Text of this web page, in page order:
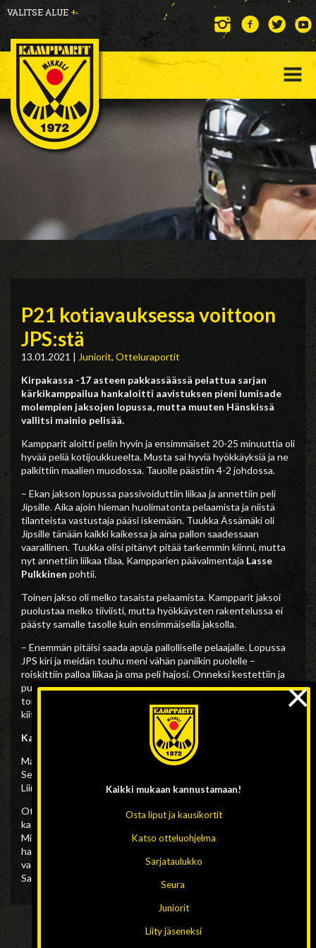
VALITSE ALUE +
P21 kotiavauksessa voittoon
JPS:stä
13.01.2021 | Juniorit, Otteluraportit
Kirpakassa -17 asteen pakkassäässä pelattua sarjan
kärkikamppailua hankaloitti aavistuksen pieni lumisade
molempien jaksojen lopussa, mutta muuten Hänskissä
vallitsi mainio pelisää.
Kampparit aloitti pelin hyvin ja ensimmäiset 20-25 minuuttia oli
hyvää peliä kotijoukkueelta. Musta sai hyviä hyökkäyksiä ja ne
palkittiin maalien muodossa. Tauolle päästiin 4-2 johdossa.
– Ekan jakson lopussa passivoiduttiin liikaa ja annettiin peli
Jipsille. Aika ajoin hieman huolimatonta pelaamista ja niistä
tilanteista vastustaja pääsi iskemään. Tuukka Ässämäki oli
Jipsille tänään kaikki kaikessa ja aina pallon saadessaan
vaarallinen. Tuukka olisi pitänyt pitää tarkemmin kiinni, mutta
nyt annettiin liikaa tilaa, Kampparien päävalmentaja Lasse
Pulkkinen pohtii.
Toinen jakso oli melko tasaista pelaamista. Kampparit jaksoi
puolustaa melko tiiviisti, mutta hyökkäysten rakentelussa ei
päästy samalle tasolle kuin ensimmäisellä jaksolla.
– Enemmän pitäisi saada apuja pallolliselle pelaajalle. Lopussa
JPS kiri ja meidän touhu meni vähän paniikin puolelle –
roiskittiin palloa liikaa ja oma peli hajosi. Onneksi kestettiin ja
puolustettiin uhrautuvasti. Hyvä, että saatiin voitto ja kauden
toiseksi peliksi tämä oli ihan ok.
kiitos, raatoi kentällä leijonan lailla, Pulkkinen totesi.
Kampparit – JPS 5-4 (4-2)
Maalintekijöinä tänään Elmeri Hämäläinen (2), Karo Liimatainen,
Severi Noponen ja Aki Manninen. Syöttöpisteitä kirjattiin Karo
Liimataiselle (2), Severi Noposelle ja Aapo Pulkkiselle.
Ottelu pelattiin koronaepidemiatilanteen vuoksi tyhjille
katsomoille. Ottelu kuitenkin striimattiin suorana Meijän
Mikkeli Youtube kanavalle. Tällä kaudella striimausta
harjoittelevat
vastaavat kotiotteluiden striimaamisesta. Kiitos Veetille ja
Samulille!
Kaikki mukaan kannustamaan!
Osta liput ja kausikortit
Katso otteluohjelma
Sarjataulukko
Seura
Juniorit
Liity jäseneksi
×